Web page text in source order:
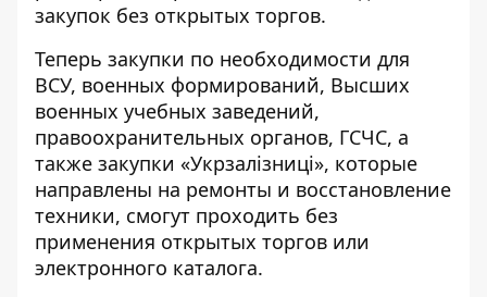
закупок без открытых торгов.
Теперь закупки по необходимости для
ВСУ, военных формирований, Высших
военных учебных заведений,
правоохранительных органов, ГСЧС, а
также закупки «Укрзалізниці», которые
направлены на ремонты и восстановление
техники, смогут проходить без
применения открытых торгов или
электронного каталога.